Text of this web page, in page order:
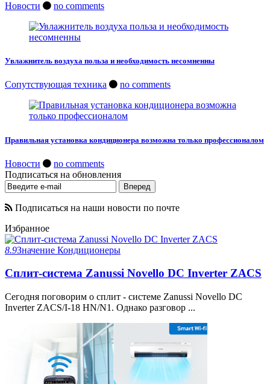
Новости no comments
Увлажнитель воздуха польза и необходимость несомненны
Сопутствующая техника no comments
Правильная установка кондиционера возможна только профессионалом
Новости
no comments
Подписаться на обновления
Подписаться на наши новости по почте
Избранное
8.9Значение Кондиционеры
Сплит-система Zanussi Novello DC Inverter ZACS
Сегодня поговорим о сплит - системе Zanussi Novello DC
Inverter ZACS/I-18 HN/N1. Однако разговор ...